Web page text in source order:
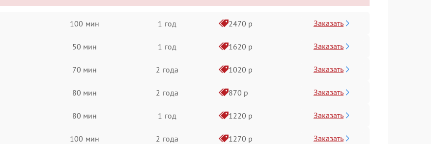
100 мин 1 год 2470 р Заказать
50 мин 1 год 1620 р Заказать
70 мин 2 года 1020 р Заказать
80 мин 2 года 870 р Заказать
80 мин 1 год 1220 р Заказать
100 мин 2 года 1270 р Заказать